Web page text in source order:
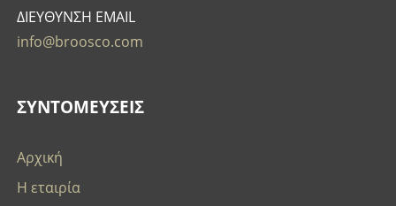
ΔΙΕΥΘΥΝΣΗ EMAIL
info@broosco.com
ΣΥΝΤΟΜΕΥΣΕΙΣ
Αρχική
Η εταιρία